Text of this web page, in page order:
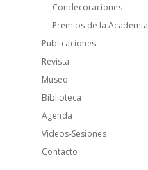
Condecoraciones
Premios de la Academia
Publicaciones
Revista
Museo
Biblioteca
Agenda
Videos-Sesiones
Contacto